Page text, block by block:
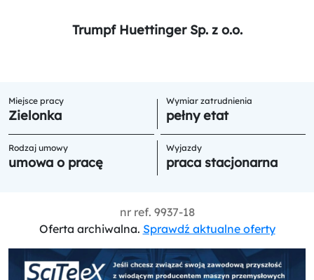
Trumpf Huettinger Sp. z o.o.
Miejsce pracy
Zielonka
Wymiar zatrudnienia
pełny etat
Rodzaj umowy
umowa o pracę
Wyjazdy
praca stacjonarna
nr ref. 9937-18
Oferta archiwalna. Sprawdź aktualne oferty